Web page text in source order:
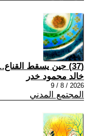
(37) حين يسقط القناع... ويتكلم الزمن
خالد محمود خدر
2026 / 8 / 9
المجتمع المدني